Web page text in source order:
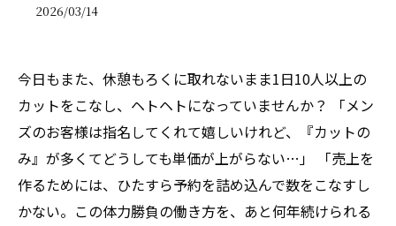
2026/03/14
今日もまた、休憩もろくに取れないまま1日10人以上の
カットをこなし、ヘトヘトになっていませんか？ 「メン
ズのお客様は指名してくれて嬉しいけれど、『カットの
み』が多くてどうしても単価が上がらない…」 「売上を
作るためには、ひたすら予約を詰め込んで数をこなすし
かない。この体力勝負の働き方を、あと何年続けられる